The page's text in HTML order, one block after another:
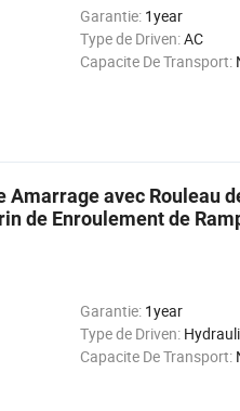
Garantie: 1year
Type de Driven:AC
Capacite De Transport:
avec Rouleau
de Enroulement de
Garantie: 1year
Type de Driven:
Capacite De Transport: